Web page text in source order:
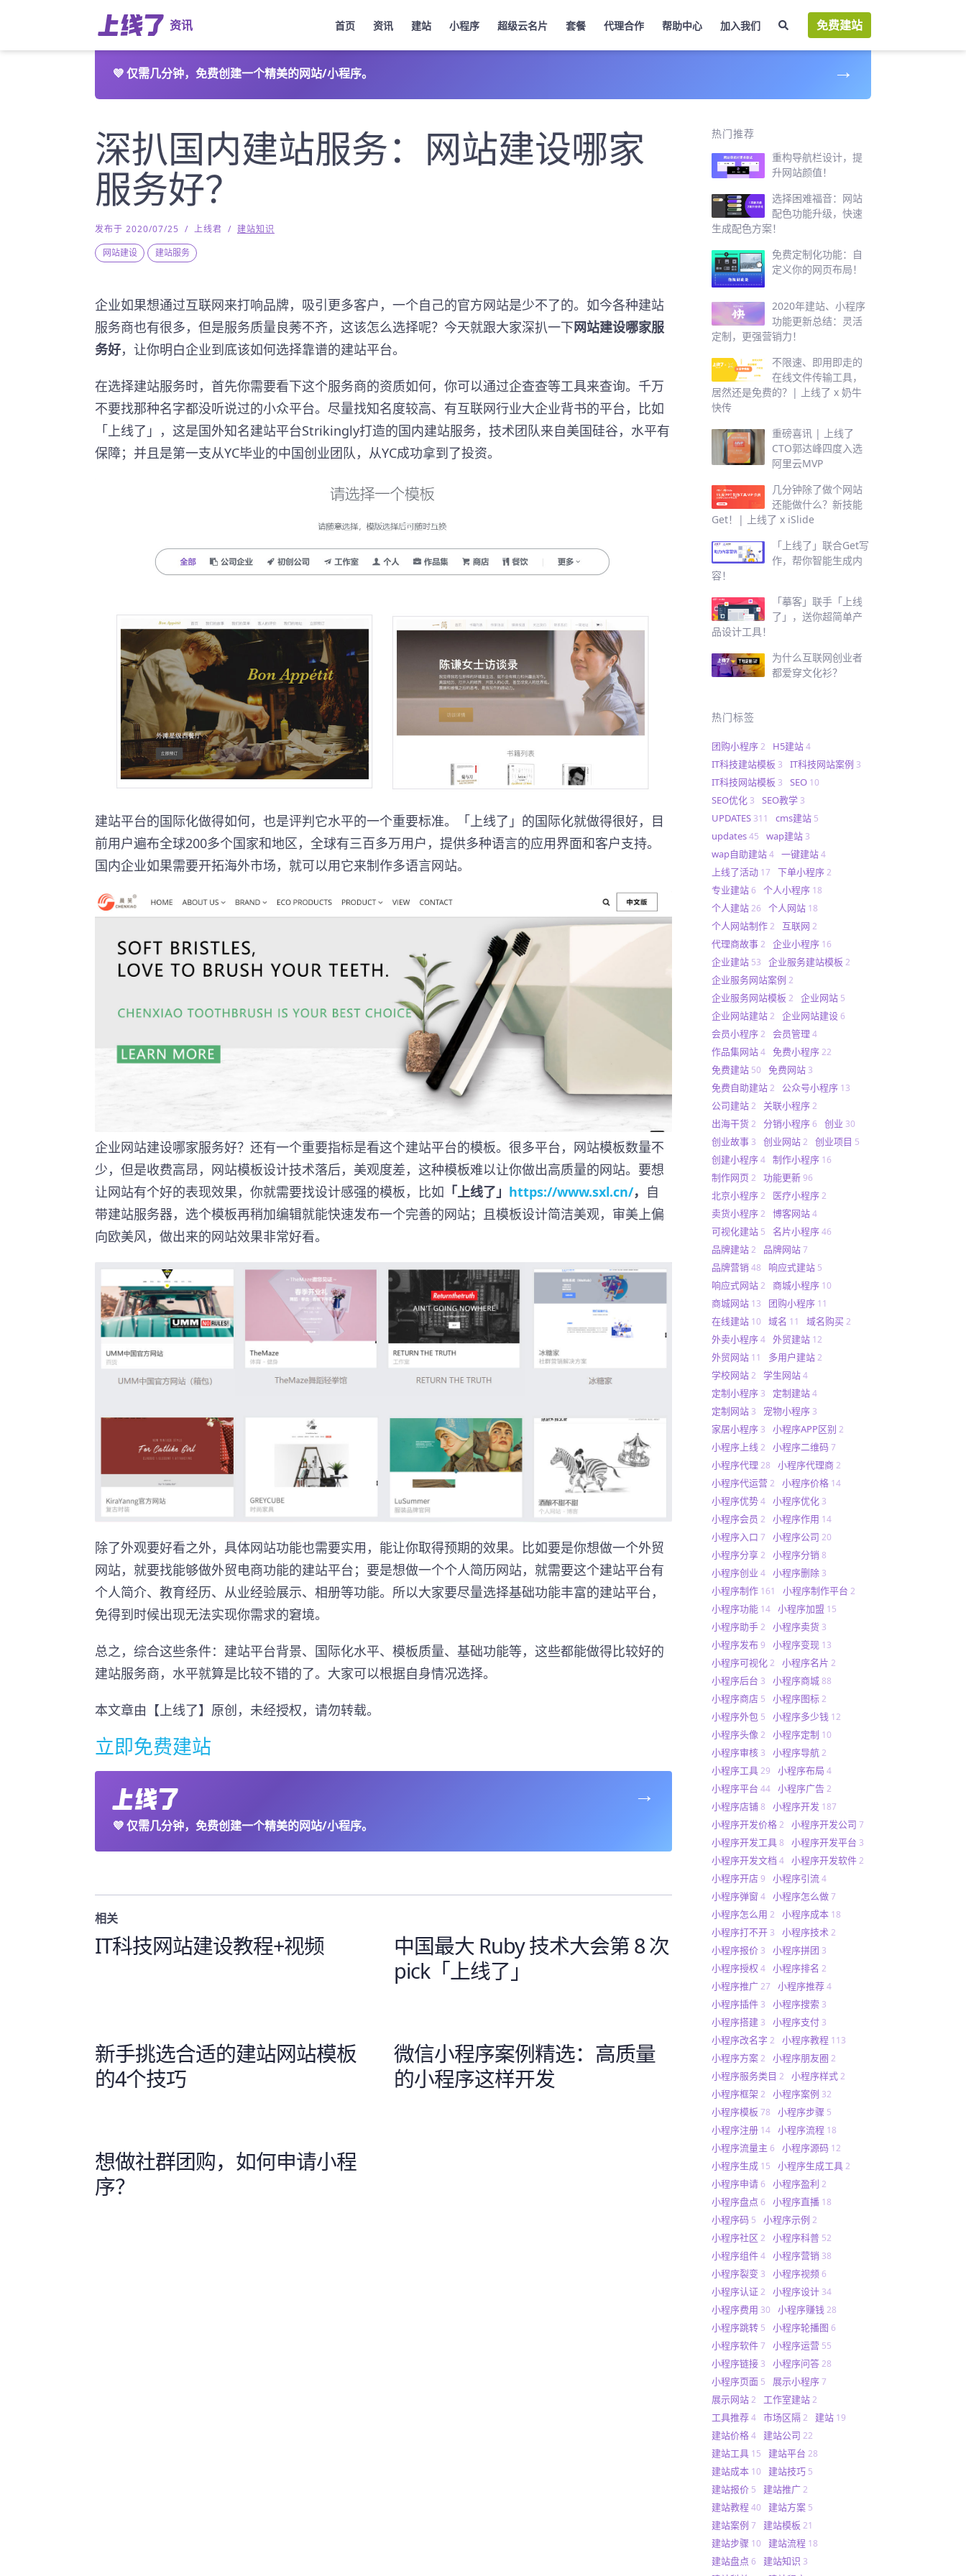
资讯 首页 资讯 建站 小程序 超级云名片 套餐 代理合作 帮助中心 加入我们 免费建站
💜仅需几分钟，免费创建一个精美的网站/小程序。 →
深扒国内建站服务：网站建设哪家
服务好？
发布于 2020/07/25 / 上线君 / 建站知识
网站建设
建站服务
企业如果想通过互联网来打响品牌，吸引更多客户，一个自己的官方网站是少不了的。如今各种建站
服务商也有很多，但是服务质量良莠不齐，这该怎么选择呢？今天就跟大家深扒一下网站建设哪家服
务好，让你明白企业到底该如何选择靠谱的建站平台。
在选择建站服务时，首先你需要看下这个服务商的资质如何，你可以通过企查查等工具来查询。千万
不要找那种名字都没听说过的小众平台。尽量找知名度较高、有互联网行业大企业背书的平台，比如
「上线了」，这是国外知名建站平台Strikingly打造的国内建站服务，技术团队来自美国硅谷，水平有
保障；并且是第一支从YC毕业的中国创业团队，从YC成功拿到了投资。
建站平台的国际化做得如何，也是评判它水平的一个重要标准。「上线了」的国际化就做得很好，目
前用户遍布全球200多个国家和地区，全球有三百多万用户，提供多种语言的应用界面和客户支持。
国内企业如果需要开拓海外市场，就可以用它来制作多语言网站。
企业网站建设哪家服务好？还有一个重要指标是看这个建站平台的模板。很多平台，网站模板数量不
少，但是收费高昂，网站模板设计技术落后，美观度差，这种模板难以让你做出高质量的网站。要想
让网站有个好的表现效果，你就需要找设计感强的模板，比如 「上线了」 https://www.sxl.cn/， 自
带建站服务器，选个模板再稍加编辑就能快速发布一个完善的网站；且模板设计简洁美观，审美上偏
向欧美风，做出来的网站效果非常好看。
除了外观要好看之外，具体网站功能也需要实用，能让你取得预期的效果。比如要是你想做一个外贸
网站，就要找能够做外贸电商功能的建站平台；要是想做一个个人简历网站，就需要这个建站平台有
个人简介、教育经历、从业经验展示、相册等功能。所以大家要尽量选择基础功能丰富的建站平台，
免得到时候出现无法实现你需求的窘境。
总之，综合这些条件：建站平台背景、国际化水平、模板质量、基础功能等，这些都能做得比较好的
建站服务商，水平就算是比较不错的了。大家可以根据自身情况选择。
本文章由【上线了】原创，未经授权，请勿转载。
立即免费建站
💜仅需几分钟，免费创建一个精美的网站/小程序。
→
相关
IT科技网站建设教程+视频
中国最大 Ruby 技术大会第 8 次
pick「上线了」
新手挑选合适的建站网站模板
的4个技巧
微信小程序案例精选：高质量
的小程序这样开发
想做社群团购，如何申请小程
序？
热门推荐
重构导航栏设计，提
升网站颜值！
选择困难福音：网站
配色功能升级，快速
生成配色方案！
免费定制化功能：自
定义你的网页布局！
2020年建站、小程序
功能更新总结：灵活
定制，更强营销力！
不限速、即用即走的
在线文件传输工具，
居然还是免费的？| 上线了 x 奶牛
快传
重磅喜讯 | 上线了
CTO郭达峰四度入选
阿里云MVP
几分钟除了做个网站
还能做什么？新技能
Get！| 上线了 x iSlide
「上线了」联合Get写
作，帮你智能生成内
容！
「摹客」联手「上线
了」，送你超简单产
品设计工具！
为什么互联网创业者
都爱穿文化衫？
热门标签
团购小程序 2 H5建站 4
IT科技建站模板 3 IT科技网站案例 3
IT科技网站模板 3 SEO 10
SEO优化 3 SEO教学 3
UPDATES 311 cms建站 5
updates 45 wap建站 3
wap自助建站 4 一键建站 4
上线了活动 17 下单小程序 2
专业建站 6 个人小程序 18
个人建站 26 个人网站 18
个人网站制作 2 互联网 2
代理商故事 2 企业小程序 16
企业建站 53 企业服务建站模板 2
企业服务网站案例 2
企业服务网站模板 2 企业网站 5
企业网站建站 2 企业网站建设 6
会员小程序 2 会员管理 4
作品集网站 4 免费小程序 22
免费建站 50 免费网站 3
免费自助建站 2 公众号小程序 13
公司建站 2 关联小程序 2
出海干货 2 分销小程序 6 创业 30
创业故事 3 创业网站 2 创业项目 5
创建小程序 4 制作小程序 16
制作网页 2 功能更新 96
北京小程序 2 医疗小程序 2
卖货小程序 2 博客网站 4
可视化建站 5 名片小程序 46
品牌建站 2 品牌网站 7
品牌营销 48 响应式建站 5
响应式网站 2 商城小程序 10
商城网站 13 团购小程序 11
在线建站 10 域名 11 域名购买 2
外卖小程序 4 外贸建站 12
外贸网站 11 多用户建站 2
学校网站 2 学生网站 4
定制小程序 3 定制建站 4
定制网站 3 宠物小程序 3
家居小程序 3 小程序APP区别 2
小程序上线 2 小程序二维码 7
小程序代理 28 小程序代理商 2
小程序代运营 2 小程序价格 14
小程序优势 4 小程序优化 3
小程序会员 2 小程序作用 14
小程序入口 7 小程序公司 20
小程序分享 2 小程序分销 8
小程序创业 4 小程序删除 3
小程序制作 161 小程序制作平台 2
小程序功能 14 小程序加盟 15
小程序助手 2 小程序卖货 3
小程序发布 9 小程序变现 13
小程序可视化 2 小程序名片 2
小程序后台 3 小程序商城 88
小程序商店 5 小程序图标 2
小程序外包 5 小程序多少钱 12
小程序头像 2 小程序定制 10
小程序审核 3 小程序导航 2
小程序工具 29 小程序布局 4
小程序平台 44 小程序广告 2
小程序店铺 8 小程序开发 187
小程序开发价格 2 小程序开发公司 7
小程序开发工具 8 小程序开发平台 3
小程序开发文档 4 小程序开发软件 2
小程序开店 9 小程序引流 4
小程序弹窗 4 小程序怎么做 7
小程序怎么用 2 小程序成本 18
小程序打不开 3 小程序技术 2
小程序报价 3 小程序拼团 3
小程序授权 4 小程序排名 2
小程序推广 27 小程序推荐 4
小程序插件 3 小程序搜索 3
小程序搭建 3 小程序支付 3
小程序改名字 2 小程序教程 113
小程序方案 2 小程序朋友圈 2
小程序服务类目 2 小程序样式 2
小程序框架 2 小程序案例 32
小程序模板 78 小程序步骤 5
小程序注册 14 小程序流程 18
小程序流量主 6 小程序源码 12
小程序生成 15 小程序生成工具 2
小程序申请 6 小程序盈利 2
小程序盘点 6 小程序直播 18
小程序码 5 小程序示例 2
小程序社区 2 小程序科普 52
小程序组件 4 小程序营销 38
小程序裂变 3 小程序视频 6
小程序认证 2 小程序设计 34
小程序费用 30 小程序赚钱 28
小程序跳转 5 小程序轮播图 6
小程序软件 7 小程序运营 55
小程序链接 3 小程序问答 28
小程序页面 5 展示小程序 7
展示网站 2 工作室建站 2
工具推荐 4 市场区隔 2 建站 19
建站价格 4 建站公司 22
建站工具 15 建站平台 28
建站成本 10 建站技巧 5
建站报价 5 建站推广 2
建站教程 40 建站方案 5
建站案例 7 建站模板 21
建站步骤 10 建站流程 18
建站盘点 6 建站知识 3